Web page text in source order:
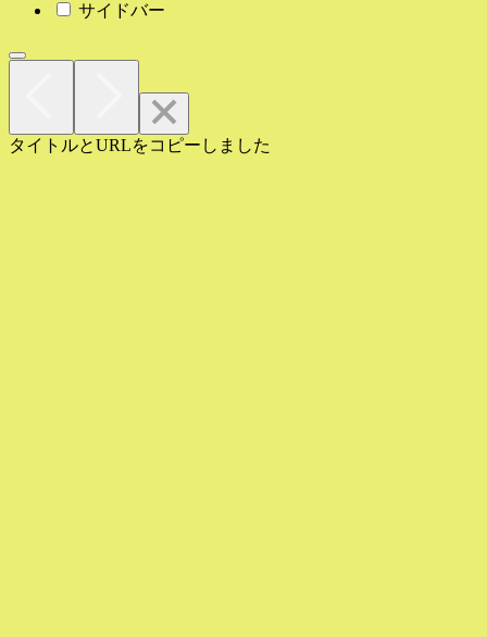
サイドバー
タイトルとURLをコピーしました